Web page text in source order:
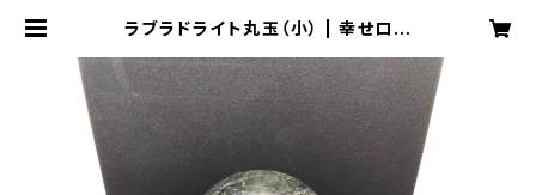
ラブラドライト丸玉（小） | 幸せロー